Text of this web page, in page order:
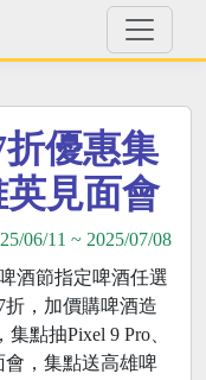
優惠集
見面會
06/11 ~ 2025/07/08
酒節指定啤酒任選
折，加價購啤酒造
點抽Pixel 9 Pro、
，集點送高雄啤